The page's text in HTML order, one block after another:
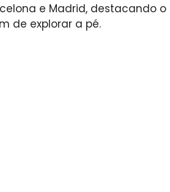
e Madrid, destacando o
de explorar a pé.